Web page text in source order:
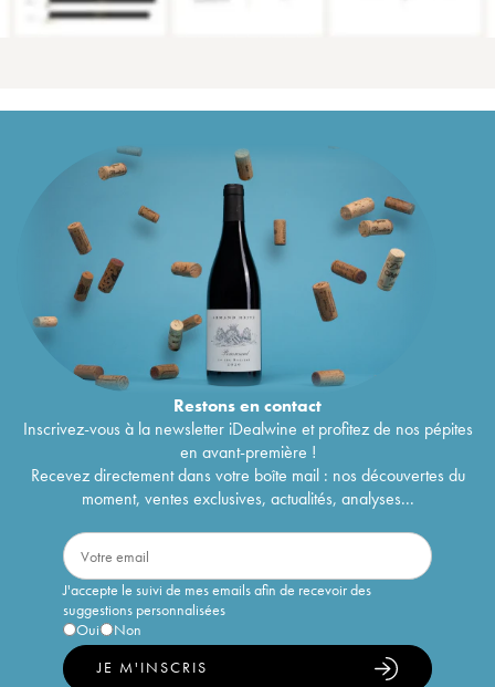
Restons encontact
Inscrivez-vous à la newsletter iDealwine et profitez de nos pépites
en avant-première !
Recevez directement dans votre boîte mail : nos découvertes du
moment, ventes exclusives, actualités, analyses...
J'accepte le suivi de mes emails afin de recevoir des
suggestions personnalisées
Oui
Non
JE M'INSCRIS